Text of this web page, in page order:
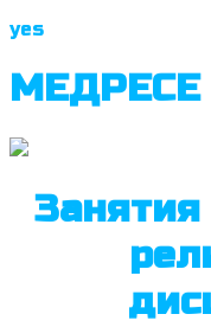
yes
МЕДРЕСЕ